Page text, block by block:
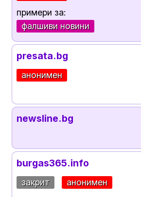
примери за:
фалшиви новини
presata.bg
анонимен
newsline.bg
burgas365.info
закрит анонимен